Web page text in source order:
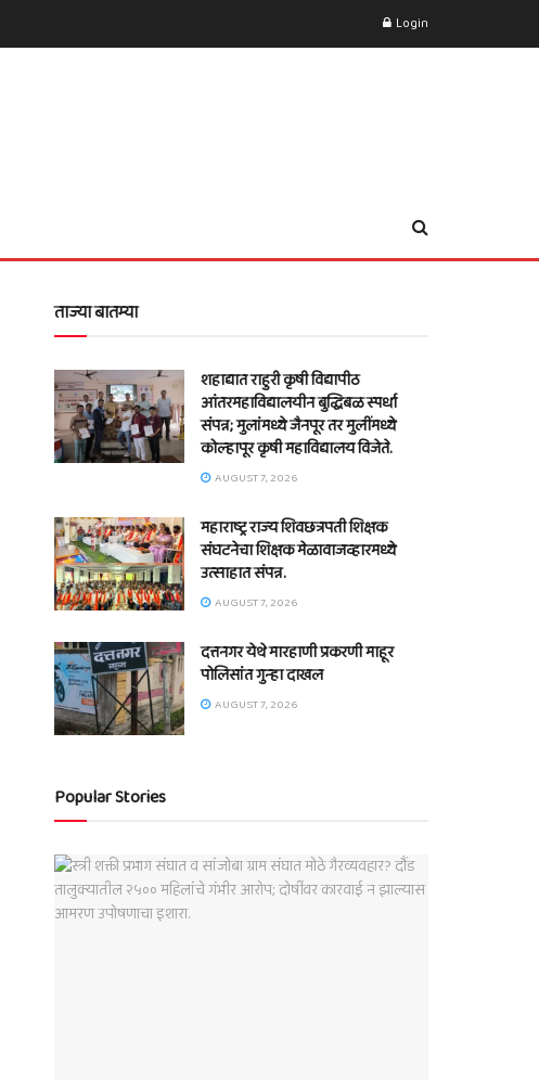
Login
ताज्या बातम्या
शहाद्यात राहुरी कृषी विद्यापीठ
आंतरमहाविद्यालयीन बुद्धिबळ स्पर्धा
संपन्न; मुलांमध्ये जैनपूर तर मुलींमध्ये
कोल्हापूर कृषी महाविद्यालय विजेते.
AUGUST 7, 2026
महाराष्ट्र राज्य शिवछत्रपती शिक्षक
संघटनेचा शिक्षक मेळावाजव्हारमध्ये
उत्साहात संपन्न.
AUGUST 7, 2026
दत्तनगर येथे मारहाणी प्रकरणी माहूर
पोलिसांत गुन्हा दाखल
AUGUST 7, 2026
Popular Stories